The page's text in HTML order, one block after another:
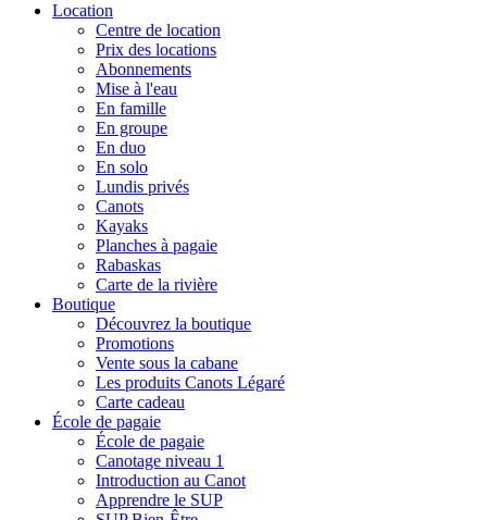
Location
Centre de location
Prix des locations
Abonnements
Mise à l'eau
En famille
En groupe
En duo
En solo
Lundis privés
Canots
Kayaks
Planches à pagaie
Rabaskas
Carte de la rivière
Boutique
Découvrez la boutique
Promotions
Vente sous la cabane
Les produits Canots Légaré
Carte cadeau
École de pagaie
École de pagaie
Canotage niveau 1
Introduction au Canot
Apprendre le SUP